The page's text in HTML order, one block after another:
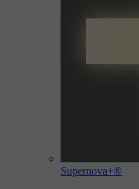
Supernova+®